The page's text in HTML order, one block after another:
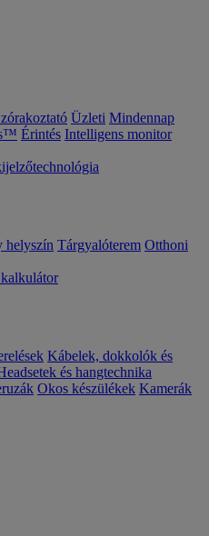
Üzleti Mindennap
Érintés Intelligens monitor
helyszín Tárgyalóterem Otthoni
Kábelek, dokkolók és
és hangtechnika
Okos készülékek Kamerák